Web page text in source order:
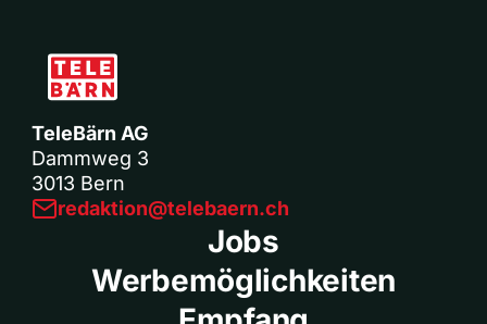
TeleBärn AG
Dammweg 3
3013 Bern
redaktion@telebaern.ch
Jobs
Werbemöglichkeiten